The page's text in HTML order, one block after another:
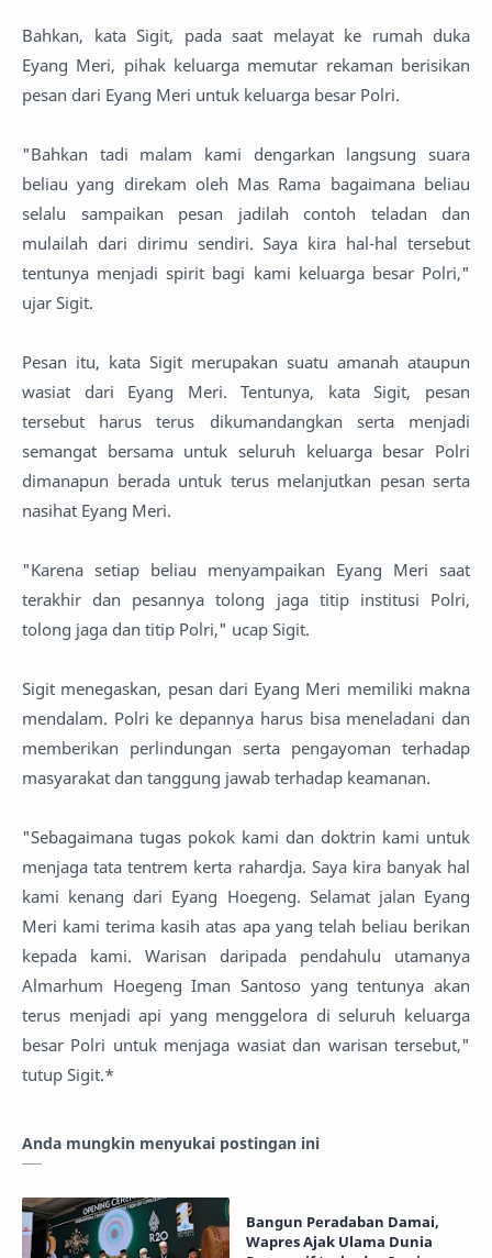
Bahkan, kata Sigit, pada saat melayat ke rumah duka
Eyang Meri, pihak keluarga memutar rekaman berisikan
pesan dari Eyang Meri untuk keluarga besar Polri.
"Bahkan tadi malam kami dengarkan langsung suara
beliau yang direkam oleh Mas Rama bagaimana beliau
selalu sampaikan pesan jadilah contoh teladan dan
mulailah dari dirimu sendiri. Saya kira hal-hal tersebut
tentunya menjadi spirit bagi kami keluarga besar Polri,"
ujar Sigit.
Pesan itu, kata Sigit merupakan suatu amanah ataupun
wasiat dari Eyang Meri. Tentunya, kata Sigit, pesan
tersebut harus terus dikumandangkan serta menjadi
semangat bersama untuk seluruh keluarga besar Polri
dimanapun berada untuk terus melanjutkan pesan serta
nasihat Eyang Meri.
"Karena setiap beliau menyampaikan Eyang Meri saat
terakhir dan pesannya tolong jaga titip institusi Polri,
tolong jaga dan titip Polri," ucap Sigit.
Sigit menegaskan, pesan dari Eyang Meri memiliki makna
mendalam. Polri ke depannya harus bisa meneladani dan
memberikan perlindungan serta pengayoman terhadap
masyarakat dan tanggung jawab terhadap keamanan.
"Sebagaimana tugas pokok kami dan doktrin kami untuk
menjaga tata tentrem kerta rahardja. Saya kira banyak hal
kami kenang dari Eyang Hoegeng. Selamat jalan Eyang
Meri kami terima kasih atas apa yang telah beliau berikan
kepada kami. Warisan daripada pendahulu utamanya
Almarhum Hoegeng Iman Santoso yang tentunya akan
terus menjadi api yang menggelora di seluruh keluarga
besar Polri untuk menjaga wasiat dan warisan tersebut,"
tutup Sigit.*
Anda mungkin menyukai postingan ini
Bangun Peradaban Damai,
Wapres Ajak Ulama Dunia